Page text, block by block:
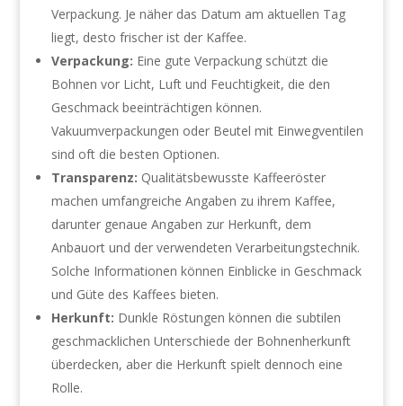
Verpackung. Je näher das Datum am aktuellen Tag
liegt, desto frischer ist der Kaffee.
Verpackung: Eine gute Verpackung schützt die
Bohnen vor Licht, Luft und Feuchtigkeit, die den
Geschmack beeinträchtigen können.
Vakuumverpackungen oder Beutel mit Einwegventilen
sind oft die besten Optionen.
Transparenz: Qualitätsbewusste Kaffeeröster
machen umfangreiche Angaben zu ihrem Kaffee,
darunter genaue Angaben zur Herkunft, dem
Anbauort und der verwendeten Verarbeitungstechnik.
Solche Informationen können Einblicke in Geschmack
und Güte des Kaffees bieten.
Herkunft: Dunkle Röstungen können die subtilen
geschmacklichen Unterschiede der Bohnenherkunft
überdecken, aber die Herkunft spielt dennoch eine
Rolle.